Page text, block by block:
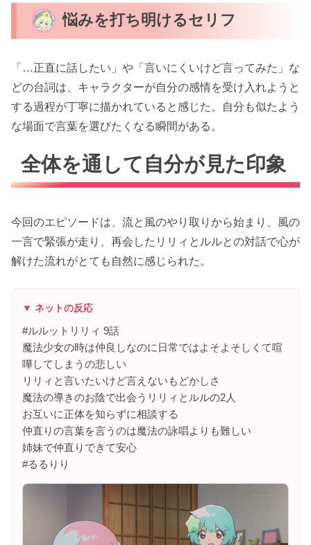
悩みを打ち明けるセリフ
「…正直に話したい」や「言いにくいけど言ってみた」な
どの台詞は、キャラクターが自分の感情を受け入れようと
する過程が丁寧に描かれていると感じた。自分も似たよう
な場面で言葉を選びたくなる瞬間がある。
全体を通して自分が見た印象
今回のエピソードは、流と風のやり取りから始まり、風の
一言で緊張が走り、再会したリリィとルルとの対話で心が
解けた流れがとても自然に感じられた。
▼ ネットの反応
#ルルットリリィ 9話
魔法少女の時は仲良しなのに日常ではよそよそしくて喧
嘩してしまうの悲しい
リリィと言いたいけど言えないもどかしさ
魔法の導きのお陰で出会うリリィとルルの2人
お互いに正体を知らずに相談する
仲直りの言葉を言うのは魔法の詠唱よりも難しい
姉妹で仲直りできて安心
#るるりり